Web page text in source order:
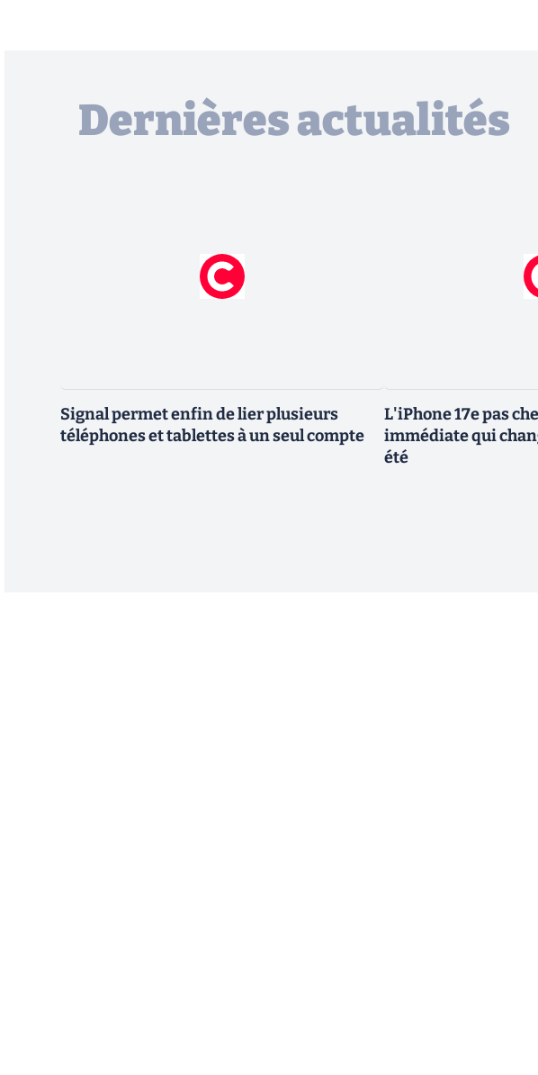
Dernières actualités
Signal permet enfin de lier plusieurs
téléphones et tablettes à un seul compte
L'iPhone 17e pas
immédiate qui
été